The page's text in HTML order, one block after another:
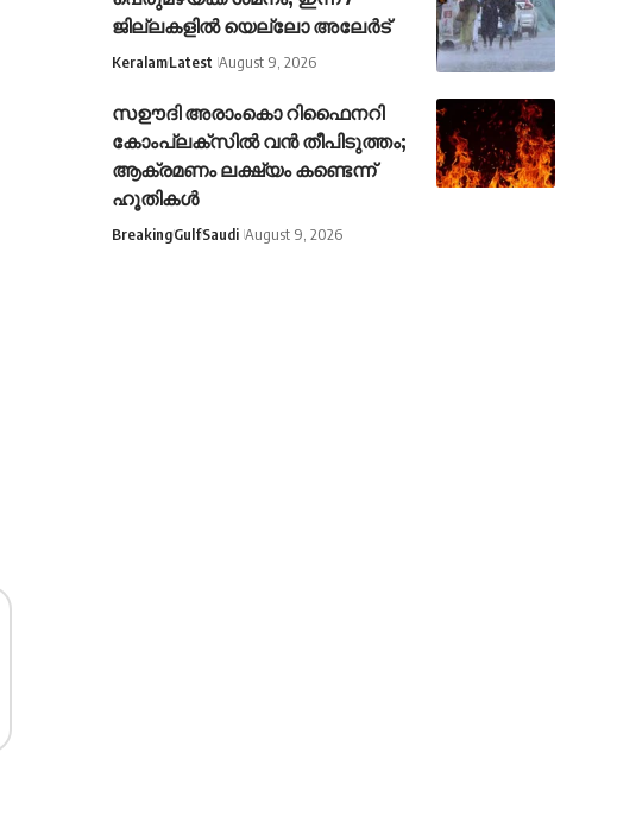
ജില്ലകളിൽ യെല്ലോ അലേർട്
KeralamLatest August 9, 2026
സഊദി അരാംകൊ റിഫൈനറി
കോംപ്ലക്സിൽ വൻ തീപിടുത്തം;
ആക്രമണം ലക്ഷ്യം കണ്ടെന്ന്
ഹൂതികൾ
BreakingGulfSaudi August 9, 2026